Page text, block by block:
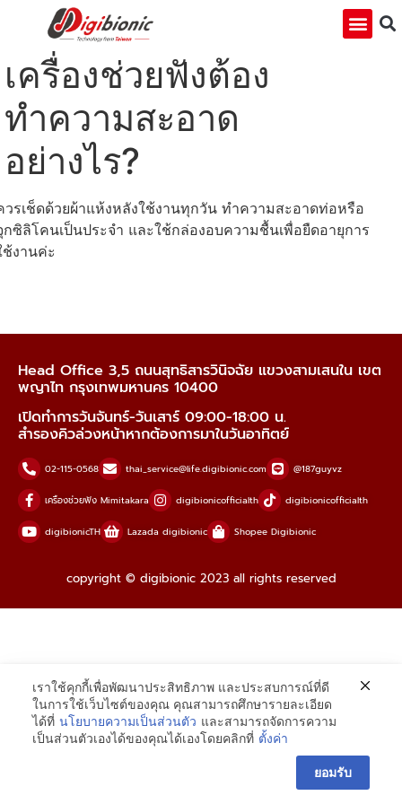
เครื่องช่วยฟังต้อง
ทำความสะอาด
อย่างไร?
วรเช็ดด้วยผ้าแห้งหลังใช้งานทุกวัน ทำความสะอาดท่อหรือ
กซิลิโคนเป็นประจำ และใช้กล่องอบความชื้นเพื่อยืดอายุการ
ช้งานค่ะ
Head Office 3,5 ถนนสุทธิสารวินิจฉัย แขวงสามเสนใน เขต
พญาไท กรุงเทพมหานคร 10400
เปิดทำการวันจันทร์-วันเสาร์ 09:00-18:00 น.
สำรองคิวล่วงหน้าหากต้องการมาในวันอาทิตย์
02-115-0568 thai_service@life.digibionic.com @187guyvz
เครื่องช่วยฟัง Mimitakara digibionicofficialth digibionicofficialth
digibionicTH Lazada digibionic Shopee Digibionic
copyright © digibionic 2023 all rights reserved
เราใช้คุกกี้เพื่อพัฒนาประสิทธิภาพ และประสบการณ์ที่ดี
ในการใช้เว็บไซต์ของคุณ คุณสามารถศึกษารายละเอียด
ได้ที่ นโยบายความเป็นส่วนตัว และสามารถจัดการความ
เป็นส่วนตัวเองได้ของคุณได้เองโดยคลิกที่ ตั้งค่า
ยอมรับ